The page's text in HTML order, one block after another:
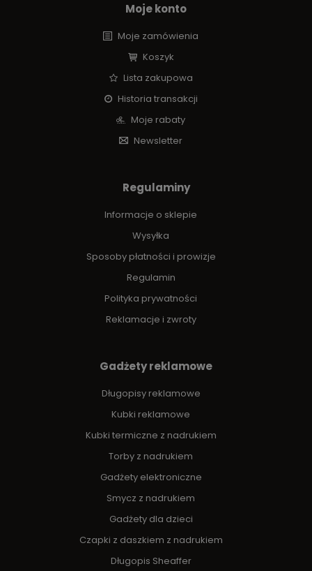
Moje konto
Moje zamówienia
Koszyk
Lista zakupowa
Historia transakcji
Moje rabaty
Newsletter
Regulaminy
Informacje o sklepie
Wysyłka
Sposoby płatności i prowizje
Regulamin
Polityka prywatności
Reklamacje i zwroty
Gadżety reklamowe
Długopisy reklamowe
Kubki reklamowe
Kubki termiczne z nadrukiem
Torby z nadrukiem
Gadżety elektroniczne
Smycz z nadrukiem
Gadżety dla dzieci
Czapki z daszkiem z nadrukiem
Długopis Sheaffer